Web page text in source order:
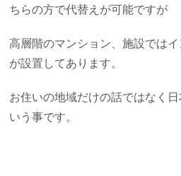
ちらの方で代替えが可能ですが
高層階のマンション、施設では
が設置してあります。
お住いの地域だけの話ではなく
いう事です。